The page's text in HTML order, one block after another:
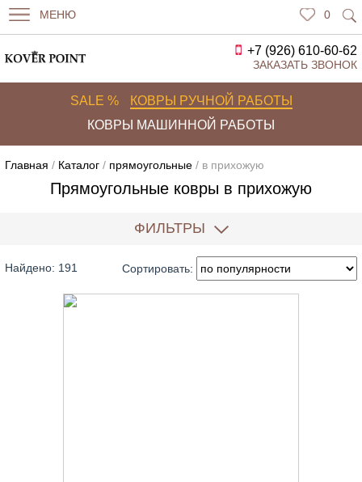
МЕНЮ 0
+7 (926) 610-60-62
ЗАКАЗАТЬ ЗВОНОК
SALE %
КОВРЫ РУЧНОЙ РАБОТЫ
КОВРЫ МАШИННОЙ РАБОТЫ
Главная / Каталог/ прямоугольные/ в прихожую
Прямоугольные ковры в прихожую
ФИЛЬТРЫ
Найдено: 191 Сортировать: